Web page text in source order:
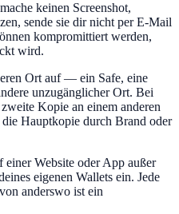
keinen Screenshot,
sende sie dir nicht per E-Mail
kompromittiert werden,
wird.
Ort auf — ein Safe, eine
unzugänglicher Ort. Bei
Kopie an einem anderen
Hauptkopie durch Brand oder
einer Website oder App außer
eigenen Wallets ein. Jede
anderswo ist ein